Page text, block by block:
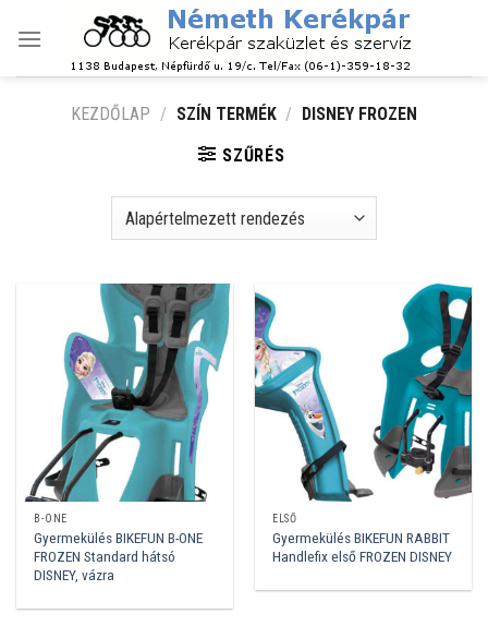
KEZDŐLAP / SZÍN TERMÉK / DISNEY FROZEN
SZŰRÉS
B-ONE
Gyermekülés BIKEFUN B-ONE
FROZEN Standard hátsó
DISNEY, vázra
ELSŐ
Gyermekülés BIKEFUN RABBIT
Handlefix első FROZEN DISNEY